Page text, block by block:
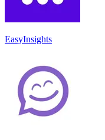
EasyInsights